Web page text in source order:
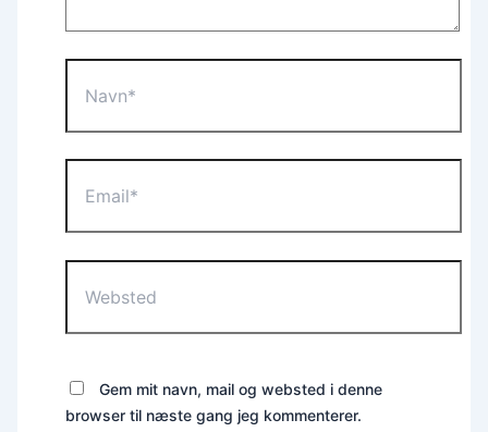
Gem mit navn, mail og websted i denne
browser til næste gang jeg kommenterer.